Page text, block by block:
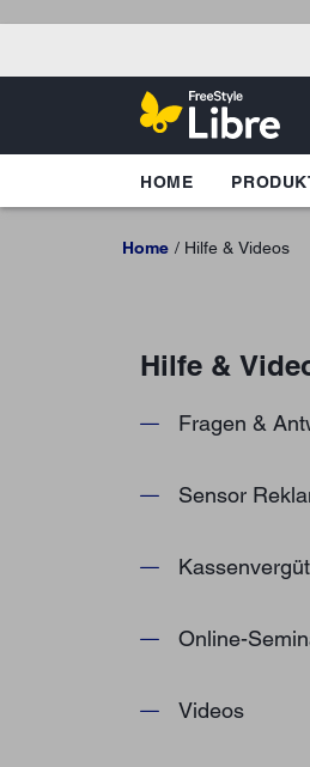
HOME
Home Hilfe & Videos
Hilfe &
Fragen &
Sensor
Online-
Videos